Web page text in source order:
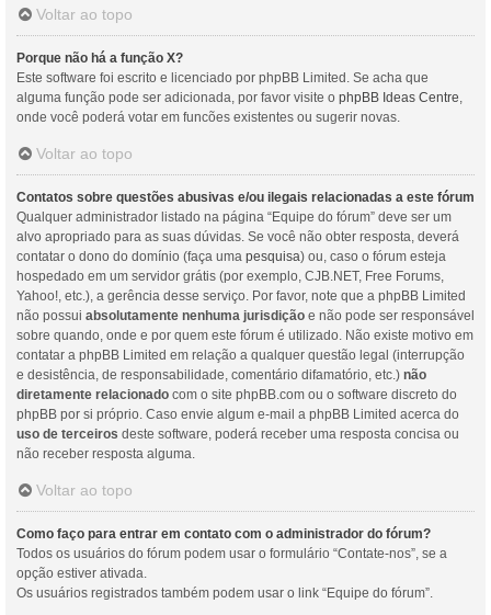
Voltar ao topo
Porque não há a função X?
Este software foi escrito e licenciado por phpBB Limited. Se acha que
alguma função pode ser adicionada, por favor visite o phpBB Ideas Centre,
onde você poderá votar em funcões existentes ou sugerir novas.
Voltar ao topo
Contatos sobre questões abusivas e/ou ilegais relacionadas a este fórum
Qualquer administrador listado na página “Equipe do fórum” deve ser um
alvo apropriado para as suas dúvidas. Se você não obter resposta, deverá
contatar o dono do domínio (faça uma pesquisa) ou, caso o fórum esteja
hospedado em um servidor grátis (por exemplo, CJB.NET, Free Forums,
Yahoo!, etc.), a gerência desse serviço. Por favor, note que a phpBB Limited
não possui absolutamente nenhuma jurisdição e não pode ser responsável
sobre quando, onde e por quem este fórum é utilizado. Não existe motivo em
contatar a phpBB Limited em relação a qualquer questão legal (interrupção
e desistência, de responsabilidade, comentário difamatório, etc.) não
diretamente relacionado com o site phpBB.com ou o software discreto do
phpBB por si próprio. Caso envie algum e-mail a phpBB Limited acerca do
uso de terceiros deste software, poderá receber uma resposta concisa ou
não receber resposta alguma.
Voltar ao topo
Como faço para entrar em contato com o administrador do fórum?
Todos os usuários do fórum podem usar o formulário “Contate-nos”, se a
opção estiver ativada.
Os usuários registrados também podem usar o link “Equipe do fórum”.